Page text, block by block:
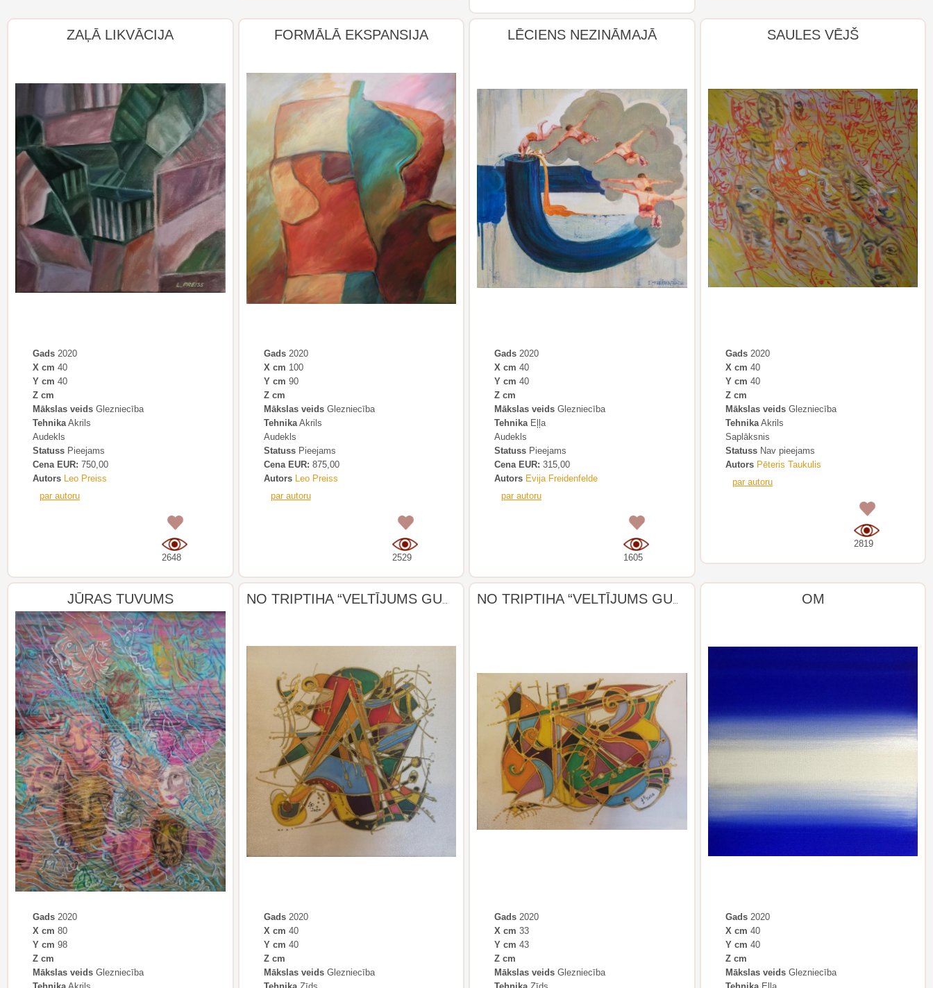
ZAĻĀ LIKVĀCIJA
Gads 2020
X cm 40
Y cm 40
Z cm
Mākslas veids Glezniecība
Tehnika Akrils
Audekls
Statuss Pieejams
Cena EUR: 750,00
Autors
Leo Preiss
par autoru
2648
FORMĀLĀ EKSPANSIJA
Gads2020
X cm 100
Y cm 90
Z cm
Mākslas veidsGlezniecība
TehnikaAkrils
Audekls
StatussPieejams
Cena EUR: 875,00
Autors
Leo Preiss
par autoru
2529
LĒCIENS NEZINĀMAJĀ
Gads 2020
X cm 40
Y cm 40
Z cm
Mākslas veids Glezniecība
Tehnika Eļļa
Audekls
Statuss Pieejams
Cena EUR: 315,00
Autors Evija Freidenfelde
par autoru
1605
SAULES VĒJŠ
Gads2020
X cm 40
Y cm 40
Z cm
Mākslas veidsGlezniecība
TehnikaAkrils
Saplāksnis
StatussNav pieejams
Autors Pēteris Taukulis
par autoru
2819
JŪRAS TUVUMS
Gads 2020
X cm 80
Y cm 98
Z cm
Mākslas veids Glezniecība
Gads2020
X cm 40
Y cm 40
Z cm
Mākslas veidsGlezniecība
Gads 2020
X cm 33
Y cm 43
Z cm
Mākslas veids Glezniecība
OM
Gads2020
X cm 40
Y cm 40
Z cm
Mākslas veidsGlezniecība